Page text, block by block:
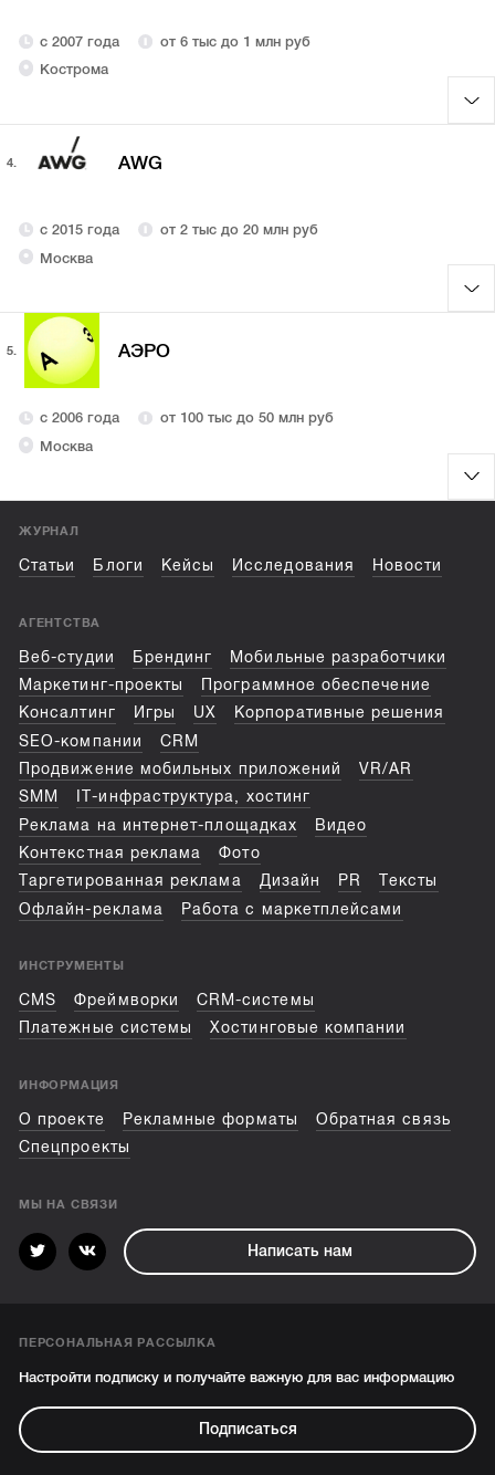
с 2007 года
от 6 тыс до 1 млн руб
Кострома
4. AWG
с 2015 года
от 2 тыс до 20 млн руб
Москва
5. АЭРО
с 2006 года
от 100 тыс до 50 млн руб
Москва
ЖУРНАЛ
Статьи Блоги Кейсы Исследования Новости
АГЕНТСТВА
Веб-студии Брендинг
Мобильные разработчики
Маркетинг-проекты
Программное обеспечение
Консалтинг
Игры UX
Корпоративные решения
SEO-компании
CRM
Продвижение мобильных приложений
VR/AR
SMM
IT-инфраструктура, хостинг
Реклама на интернет-площадках
Видео
Контекстная реклама
Фото
Таргетированная реклама
Дизайн PR
Тексты
Офлайн-реклама
Работа с маркетплейсами
ИНСТРУМЕНТЫ
CMS Фреймворки
CRM-системы
Платежные системы
Хостинговые компании
ИНФОРМАЦИЯ
О проекте Рекламные форматы
Обратная связь
Спецпроекты
МЫ НА СВЯЗИ
Написать нам
ПЕРСОНАЛЬНАЯ РАССЫЛКА
Настройти подписку и получайте важную для вас информацию
Подписаться